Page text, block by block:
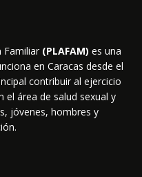
Familiar (PLAFAM) es una
en Caracas desde el
contribuir al ejercicio
el área de salud sexual y
jóvenes, hombres y